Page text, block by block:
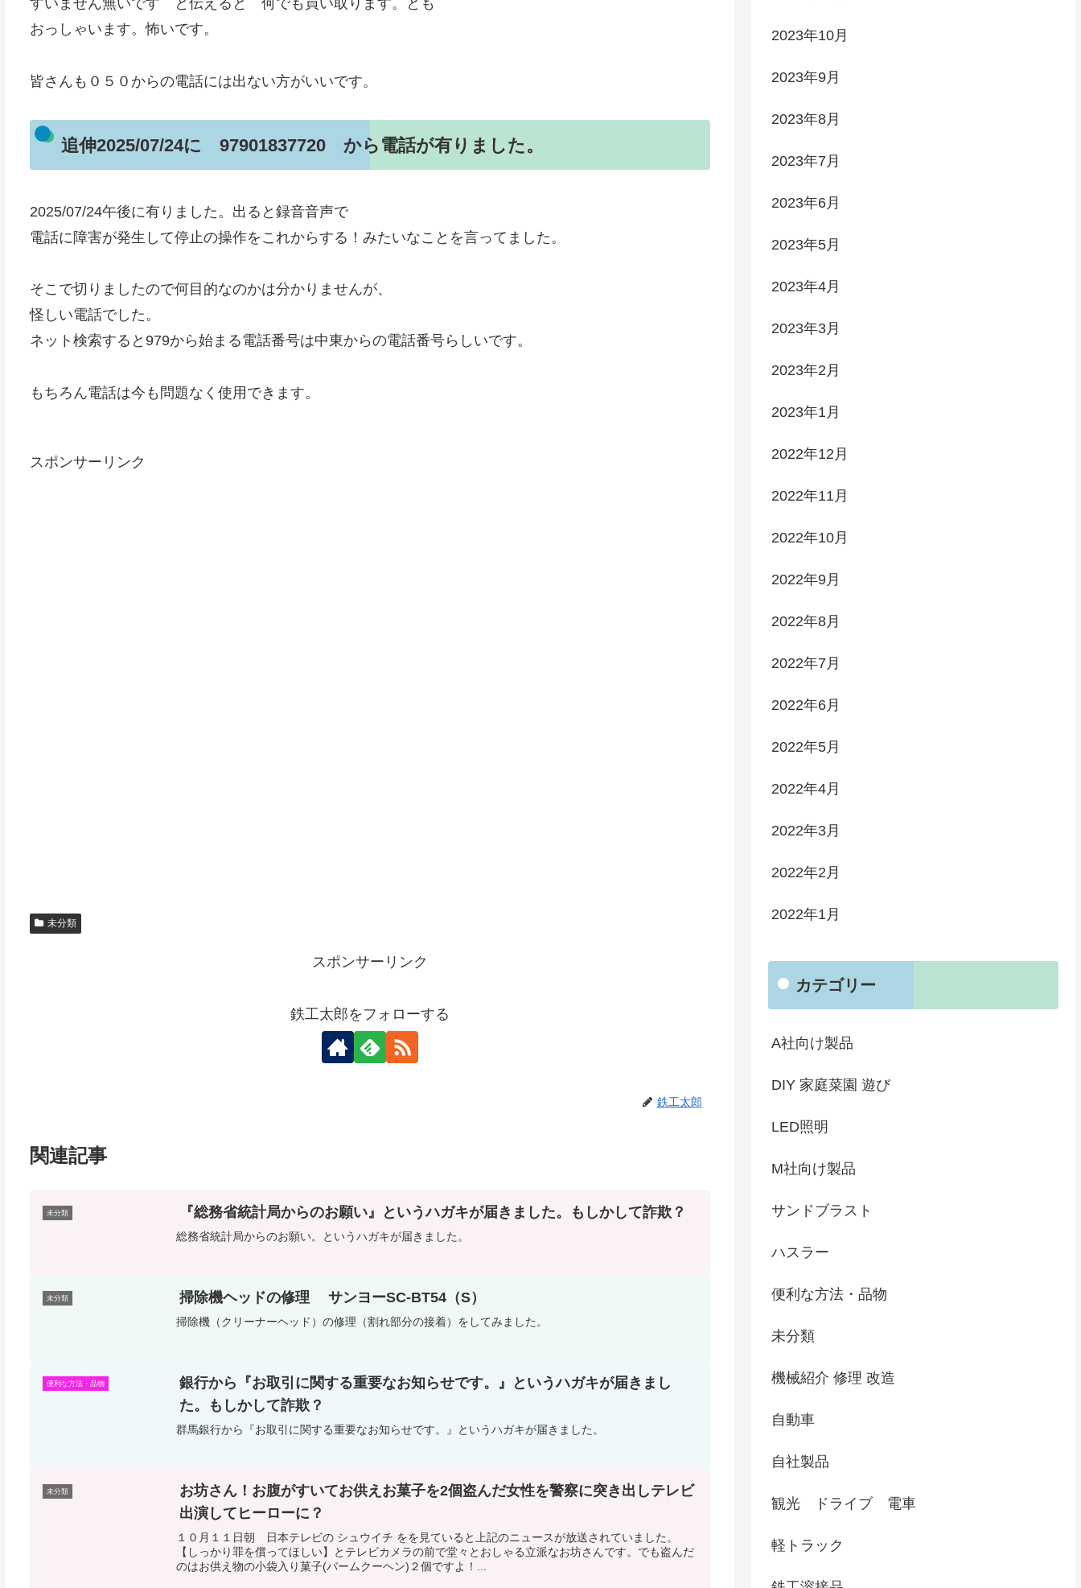
すいません無いです と伝えると 何でも買い取ります。とも
おっしゃいます。怖いです。
皆さんも０５０からの電話には出ない方がいいです。
追伸2025/07/24に 97901837720 から電話が有りました。
2025/07/24午後に有りました。出ると録音音声で
電話に障害が発生して停止の操作をこれからする！みたいなことを言ってました。
そこで切りましたので何目的なのかは分かりませんが、
怪しい電話でした。
ネット検索すると979から始まる電話番号は中東からの電話番号らしいです。
もちろん電話は今も問題なく使用できます。
スポンサーリンク
未分類
スポンサーリンク
鉄工太郎をフォローする
鉄工太郎
関連記事
未分類 『総務省統計局からのお願い』というハガキが届きました。もしかして詐欺？
総務省統計局からのお願い。というハガキが届きました。
未分類 掃除機ヘッドの修理 サンヨーSC-BT54（S）
掃除機（クリーナーヘッド）の修理（割れ部分の接着）をしてみました。
便利な方法・品物
銀行から『お取引に関する重要なお知らせです。』というハガキが届きまし
た。もしかして詐欺？
群馬銀行から『お取引に関する重要なお知らせです。』というハガキが届きました。
未分類
お坊さん！お腹がすいてお供えお菓子を2個盗んだ女性を警察に突き出しテレビ
出演してヒーローに？
１０月１１日朝 日本テレビの シュウイチ をを見ていると上記のニュースが放送されていました。
【しっかり罪を償ってほしい】とテレビカメラの前で堂々とおしゃる立派なお坊さんです。でも盗んだ
のはお供え物の小袋入り菓子(バームクーヘン)２個ですよ！...
2023年10月
2023年9月
2023年8月
2023年7月
2023年6月
2023年5月
2023年4月
2023年3月
2023年2月
2023年1月
2022年12月
2022年11月
2022年10月
2022年9月
2022年8月
2022年7月
2022年6月
2022年5月
2022年4月
2022年3月
2022年2月
2022年1月
カテゴリー
A社向け製品
DIY 家庭菜園 遊び
LED照明
M社向け製品
サンドブラスト
ハスラー
便利な方法・品物
未分類
機械紹介 修理 改造
自動車
自社製品
観光 ドライブ 電車
軽トラック